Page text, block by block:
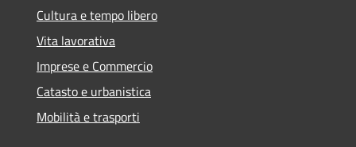
Cultura e tempo libero
Vita lavorativa
Imprese e Commercio
Catasto e urbanistica
Mobilità e trasporti